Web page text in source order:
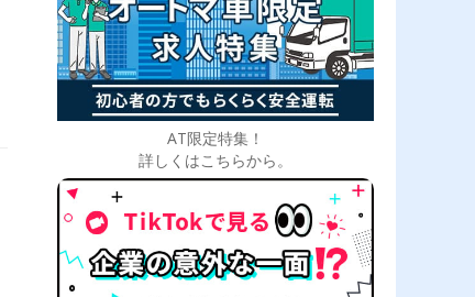
AT限定特集！
詳しくはこちらから。